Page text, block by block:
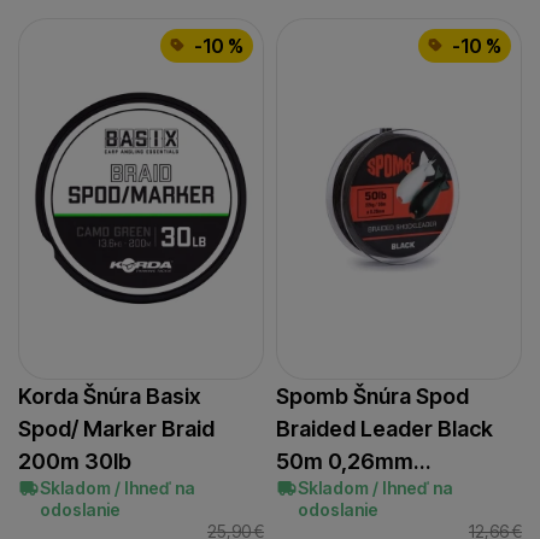
-10 %
Korda Šnúra Basix
Spod/ Marker Braid
200m 30lb
Skladom / Ihneď na
odoslanie
25,90€
-10 %
Spomb Šnúra Spod
Braided Leader Black
50m 0,26mm…
Skladom / Ihneď na
odoslanie
12,66€